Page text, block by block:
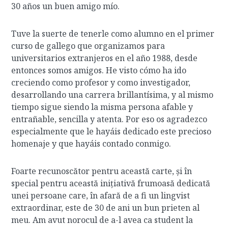
30 años un buen amigo mío.
Tuve la suerte de tenerle como alumno en el primer
curso de gallego que organizamos para
universitarios extranjeros en el año 1988, desde
entonces somos amigos. He visto cómo ha ido
creciendo como profesor y como investigador,
desarrollando una carrera brillantísima, y al mismo
tiempo sigue siendo la misma persona afable y
entrañable, sencilla y atenta. Por eso os agradezco
especialmente que le hayáis dedicado este precioso
homenaje y que hayáis contado conmigo.
Foarte recunoscător pentru această carte, și în
special pentru această inițiativă frumoasă dedicată
unei persoane care, în afară de a fi un lingvist
extraordinar, este de 30 de ani un bun prieten al
meu. Am avut norocul de a-l avea ca student la